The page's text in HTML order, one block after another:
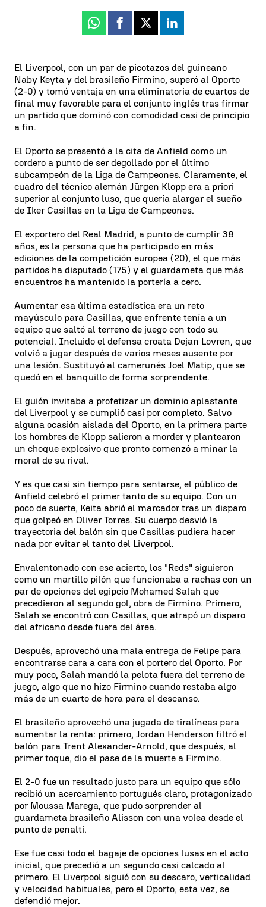
Whatsapp
Facebook
X Linkedin
El Liverpool, con un par de picotazos del guineano
Naby Keyta y del brasileño Firmino, superó al Oporto
(2-0) y tomó ventaja en una eliminatoria de cuartos de
final muy favorable para el conjunto inglés tras firmar
un partido que dominó con comodidad casi de principio
a fin.
El Oporto se presentó a la cita de Anfield como un
cordero a punto de ser degollado por el último
subcampeón de la Liga de Campeones. Claramente, el
cuadro del técnico alemán Jürgen Klopp era a priori
superior al conjunto luso, que quería alargar el sueño
de Iker Casillas en la Liga de Campeones.
El exportero del Real Madrid, a punto de cumplir 38
años, es la persona que ha participado en más
ediciones de la competición europea (20), el que más
partidos ha disputado (175) y el guardameta que más
encuentros ha mantenido la portería a cero.
Aumentar esa última estadística era un reto
mayúsculo para Casillas, que enfrente tenía a un
equipo que saltó al terreno de juego con todo su
potencial. Incluido el defensa croata Dejan Lovren, que
volvió a jugar después de varios meses ausente por
una lesión. Sustituyó al camerunés Joel Matip, que se
quedó en el banquillo de forma sorprendente.
El guión invitaba a profetizar un dominio aplastante
del Liverpool y se cumplió casi por completo. Salvo
alguna ocasión aislada del Oporto, en la primera parte
los hombres de Klopp salieron a morder y plantearon
un choque explosivo que pronto comenzó a minar la
moral de su rival.
Y es que casi sin tiempo para sentarse, el público de
Anfield celebró el primer tanto de su equipo. Con un
poco de suerte, Keita abrió el marcador tras un disparo
que golpeó en Oliver Torres. Su cuerpo desvió la
trayectoria del balón sin que Casillas pudiera hacer
nada por evitar el tanto del Liverpool.
Envalentonado con ese acierto, los "Reds" siguieron
como un martillo pilón que funcionaba a rachas con un
par de opciones del egipcio Mohamed Salah que
precedieron al segundo gol, obra de Firmino. Primero,
Salah se encontró con Casillas, que atrapó un disparo
del africano desde fuera del área.
Después, aprovechó una mala entrega de Felipe para
encontrarse cara a cara con el portero del Oporto. Por
muy poco, Salah mandó la pelota fuera del terreno de
juego, algo que no hizo Firmino cuando restaba algo
más de un cuarto de hora para el descanso.
El brasileño aprovechó una jugada de tiralíneas para
aumentar la renta: primero, Jordan Henderson filtró el
balón para Trent Alexander-Arnold, que después, al
primer toque, dio el pase de la muerte a Firmino.
El 2-0 fue un resultado justo para un equipo que sólo
recibió un acercamiento portugués claro, protagonizado
por Moussa Marega, que pudo sorprender al
guardameta brasileño Alisson con una volea desde el
punto de penalti.
Ese fue casi todo el bagaje de opciones lusas en el acto
inicial, que precedió a un segundo casi calcado al
primero. El Liverpool siguió con su descaro, verticalidad
y velocidad habituales, pero el Oporto, esta vez, se
defendió mejor.